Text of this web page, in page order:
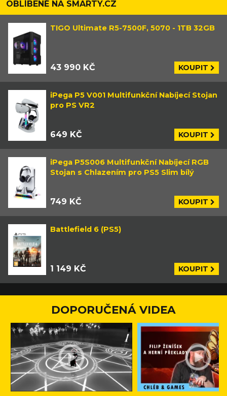
OBLÍBENÉ NA SMARTY.CZ
TIGO Ultimate R5-7500F, 5070 - 1TB 32GB
43 990 KČ KOUPIT
iPega P5 V001 Multifunkční Nabíjecí Stojan
pro PS VR2
649 KČ KOUPIT
iPega P5S006 Multifunkční Nabíjecí RGB
Stojan s Chlazením pro PS5 Slim bílý
749 KČ KOUPIT
Battlefield 6 (PS5)
1 149 KČ KOUPIT
DOPORUČENÁ VIDEA